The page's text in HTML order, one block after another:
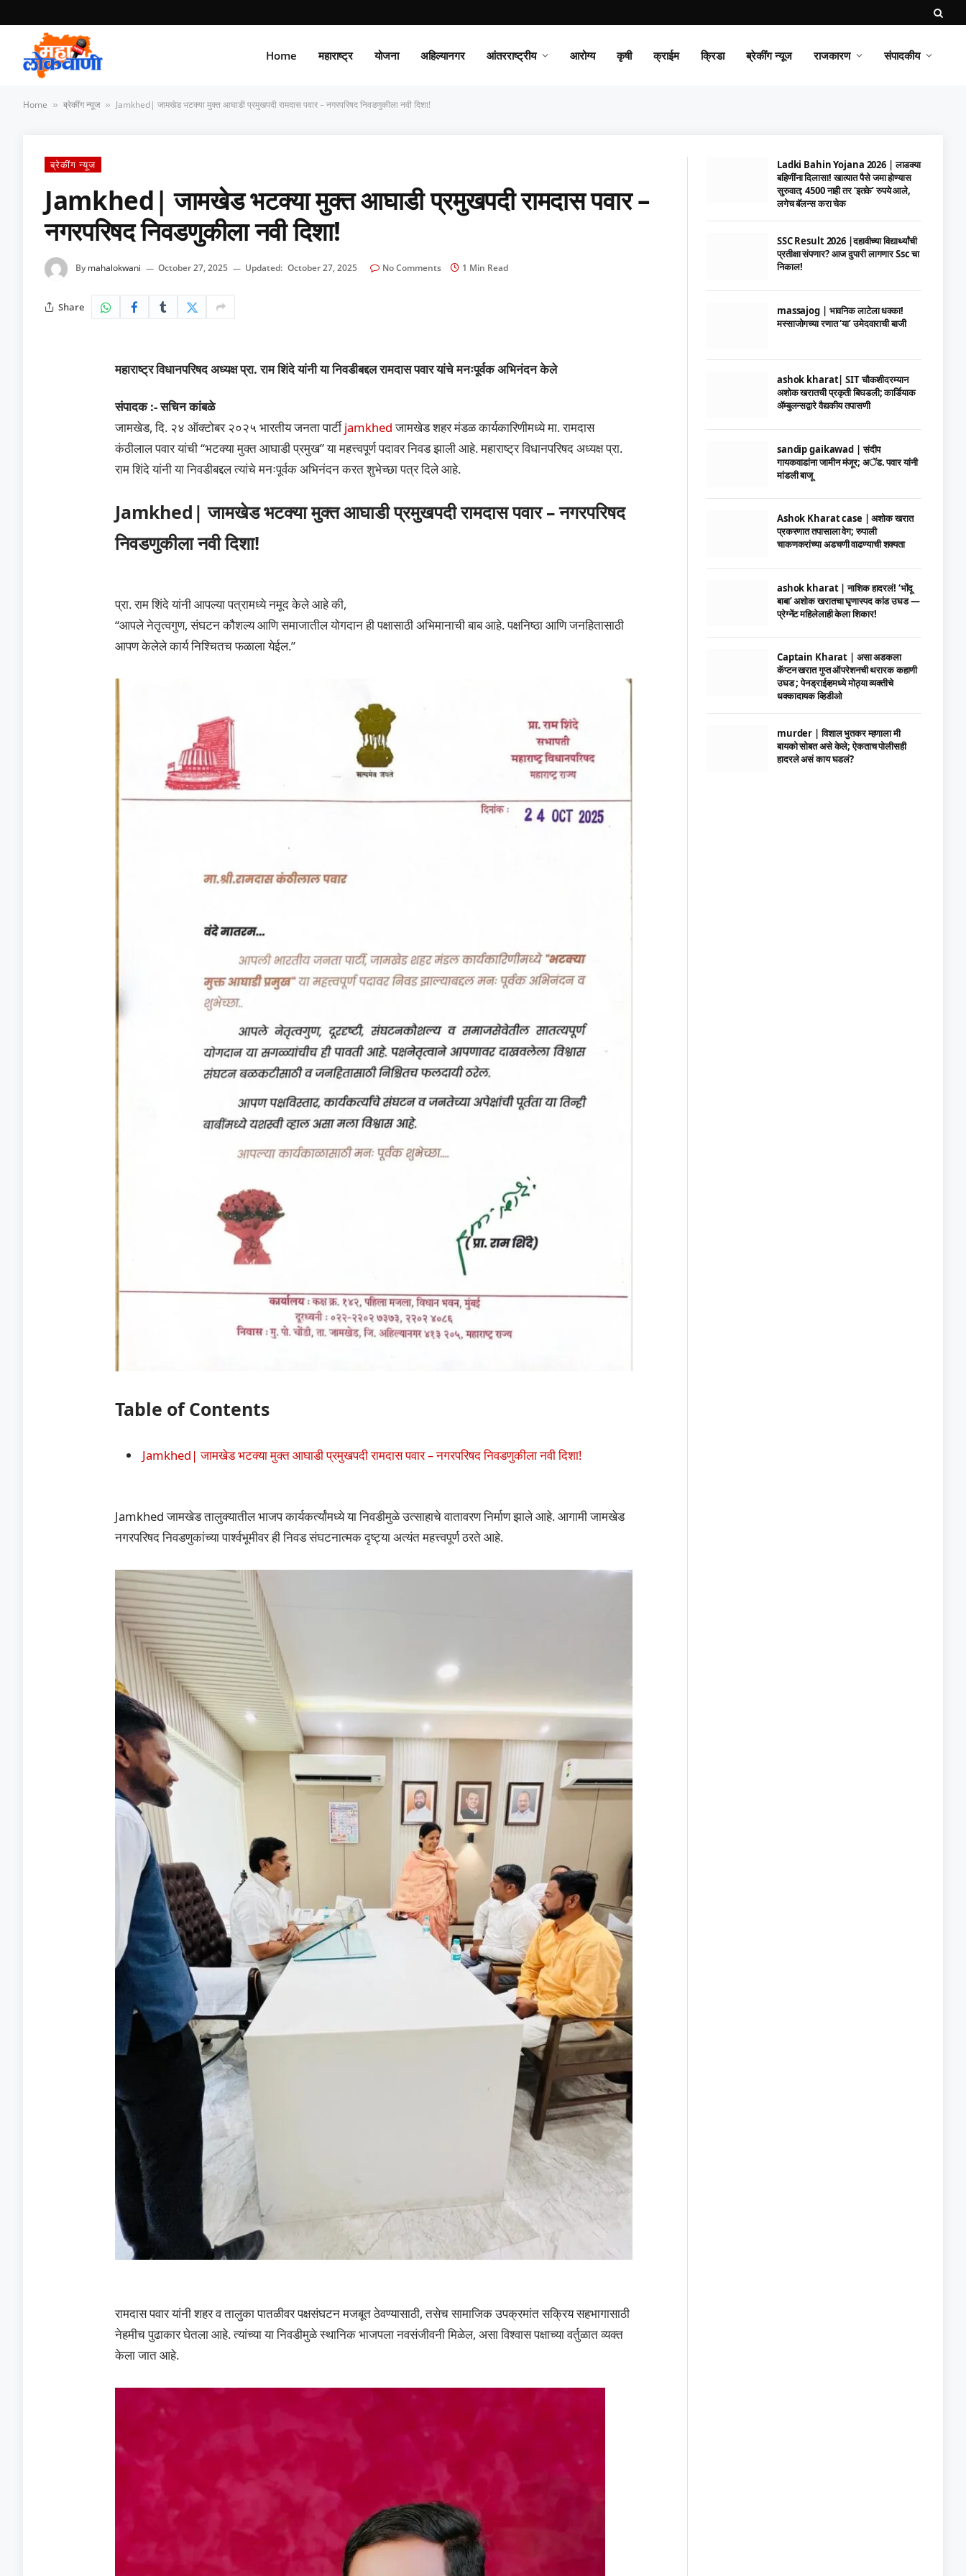
Home महाराष्ट्र योजना अहिल्यानगर आंतरराष्ट्रीय आरोग्य कृषी क्राईम क्रिडा ब्रेकींग न्यूज राजकारण संपादकीय
Home » ब्रेकींग न्यूज » Jamkhed| जामखेड भटक्या मुक्त आघाडी प्रमुखपदी रामदास पवार – नगरपरिषद निवडणुकीला नवी दिशा!
ब्रेकींग न्यूज
Jamkhed| जामखेड भटक्या मुक्त आघाडी प्रमुखपदी रामदास पवार –
नगरपरिषद निवडणुकीला नवी दिशा!
By mahalokwani October 27, 2025 Updated: October 27, 2025 No Comments 1 Min Read
Share
महाराष्ट्र विधानपरिषद अध्यक्ष प्रा. राम शिंदे यांनी या निवडीबद्दल रामदास पवार यांचे मनःपूर्वक अभिनंदन केले
संपादक :- सचिन कांबळे
जामखेड, दि. २४ ऑक्टोबर २०२५ भारतीय जनता पार्टीjamkhedजामखेड शहर मंडळ कार्यकारिणीमध्ये मा. रामदास
कंठीलाल पवार यांची “भटक्या मुक्त आघाडी प्रमुख” या महत्त्वपूर्ण पदावर निवड झाली आहे. महाराष्ट्र विधानपरिषद अध्यक्ष प्रा.
राम शिंदे यांनी या निवडीबद्दल त्यांचे मनःपूर्वक अभिनंदन करत शुभेच्छा पत्र दिले आहे.
Jamkhed| जामखेड भटक्या मुक्त आघाडी प्रमुखपदी रामदास पवार – नगरपरिषद
निवडणुकीला नवी दिशा!
प्रा. राम शिंदे यांनी आपल्या पत्रामध्ये नमूद केले आहे की,
“आपले नेतृत्वगुण, संघटन कौशल्य आणि समाजातील योगदान ही पक्षासाठी अभिमानाची बाब आहे. पक्षनिष्ठा आणि जनहितासाठी
आपण केलेले कार्य निश्चितच फळाला येईल.”
Table of Contents
Jamkhed| जामखेड भटक्या मुक्त आघाडी प्रमुखपदी रामदास पवार – नगरपरिषद निवडणुकीला नवी दिशा!
Jamkhed जामखेड तालुक्यातील भाजप कार्यकर्त्यांमध्ये या निवडीमुळे उत्साहाचे वातावरण निर्माण झाले आहे. आगामी जामखेड
नगरपरिषद निवडणुकांच्या पार्श्वभूमीवर ही निवड संघटनात्मक दृष्ट्या अत्यंत महत्त्वपूर्ण ठरते आहे.
रामदास पवार यांनी शहर व तालुका पातळीवर पक्षसंघटन मजबूत ठेवण्यासाठी, तसेच सामाजिक उपक्रमांत सक्रिय सहभागासाठी
नेहमीच पुढाकार घेतला आहे. त्यांच्या या निवडीमुळे स्थानिक भाजपला नवसंजीवनी मिळेल, असा विश्वास पक्षाच्या वर्तुळात व्यक्त
केला जात आहे.
Ladki Bahin Yojana 2026 | लाडक्या
बहिणींना दिलासा! खात्यात पैसे जमा होण्यास
सुरुवात; 4500 नाही तर ‘इतके’ रुपये आले,
लगेच बॅलन्स करा चेक
SSC Result 2026 |दहावीच्या विद्यार्थ्यांची
प्रतीक्षा संपणार? आज दुपारी लागणार Ssc चा
निकाल!
massajog | भावनिक लाटेला धक्का!
मस्साजोगच्या रणात ‘या’ उमेदवाराची बाजी
ashok kharat| SIT चौकशीदरम्यान
अशोक खरातची प्रकृती बिघडली; कार्डियाक
ॲम्बुलन्सद्वारे वैद्यकीय तपासणी
sandip gaikawad | संदीप
गायकवाडांना जामीन मंजूर; अॅड. पवार यांनी
मांडली बाजू
Ashok Kharat case | अशोक खरात
प्रकरणात तपासाला वेग; रुपाली
चाकणकरांच्या अडचणी वाढण्याची शक्यता
ashok kharat | नाशिक हादरलं! ‘भोंदू
बाबा’ अशोक खरातचा घृणास्पद कांड उघड —
प्रेग्नेंट महिलेलाही केला शिकार!
Captain Kharat | असा अडकला
कॅप्टन खरात गुप्त ऑपरेशनची थरारक कहाणी
उघड ; पेनड्राईव्हमध्ये मोठ्या व्यक्तीचे
धक्कादायक व्हिडीओ
murder | विशाल भुतकर म्हणाला मी
बायको सोबत असे केले; ऐकताच पोलीसही
हादरले असं काय घडलं?